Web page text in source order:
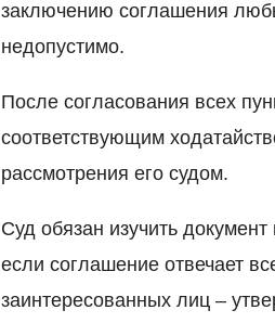
заключению соглашения
недопустимо.
После согласования всех
соответствующим
рассмотрения его судом.
Суд обязан изучить
если соглашение отвечает
заинтересованных лиц –